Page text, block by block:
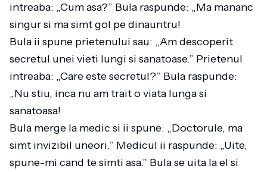
intreaba: „Cum asa?” Bula raspunde: „Ma mananc
singur si ma simt gol pe dinauntru!
Bula ii spune prietenului sau: „Am descoperit
secretul unei vieti lungi si sanatoase.” Prietenul
intreaba: „Care este secretul?” Bula raspunde:
„Nu stiu, inca nu am trait o viata lunga si
sanatoasa!
Bula merge la medic si ii spune: „Doctorule, ma
simt invizibil uneori.” Medicul ii raspunde: „Uite,
spune-mi cand te simti asa.” Bula se uita la el si